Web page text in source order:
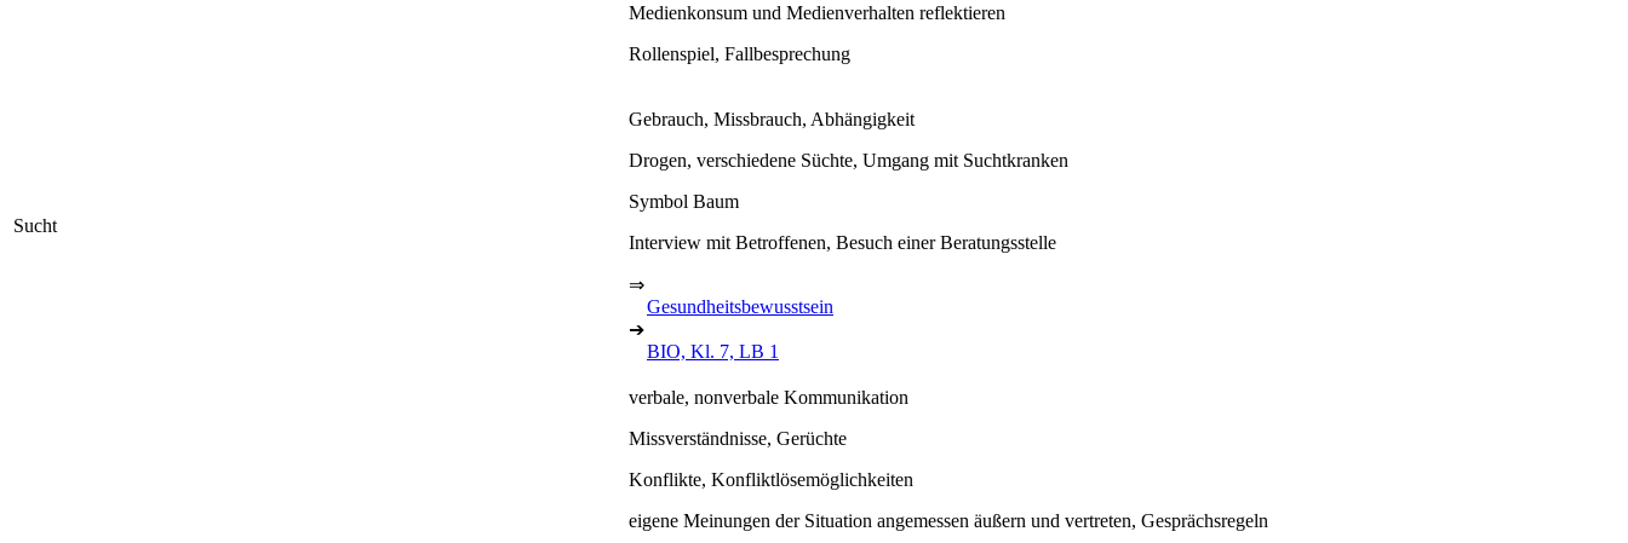
Medienkonsum und Medienverhalten reflektieren
Rollenspiel, Fallbesprechung
Sucht
Gebrauch, Missbrauch, Abhängigkeit
Drogen, verschiedene Süchte, Umgang mit Suchtkranken
Symbol Baum
Interview mit Betroffenen, Besuch einer Beratungsstelle
⇒
Gesundheitsbewusstsein
➔
BIO, Kl. 7, LB 1
verbale, nonverbale Kommunikation
Missverständnisse, Gerüchte
Konflikte, Konfliktlösemöglichkeiten
eigene Meinungen der Situation angemessen äußern und vertreten, Gesprächsregeln